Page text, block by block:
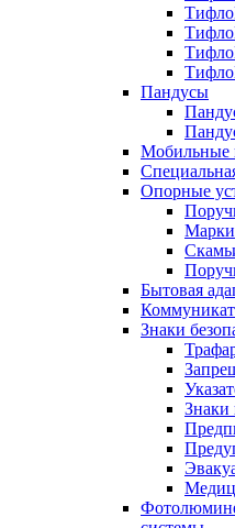
Пандусы
Мобильные
Опорные
Бытовая
Знаки
Знаки